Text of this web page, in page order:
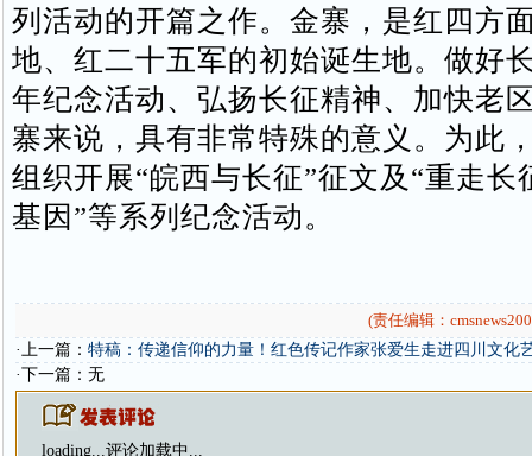
列活动的开篇之作。金寨，是红四方
地、红二十五军的初始诞生地。做好
年纪念活动、弘扬长征精神、加快老
寨来说，具有非常特殊的意义。为此
组织开展“皖西与长征”征文及“重走长
基因”等系列纪念活动。
(责任编辑：
·上一篇： 特稿：传递信仰的力量！红色传记作家张爱生走进四川文化
·下一篇：无
loading...评论加载中...